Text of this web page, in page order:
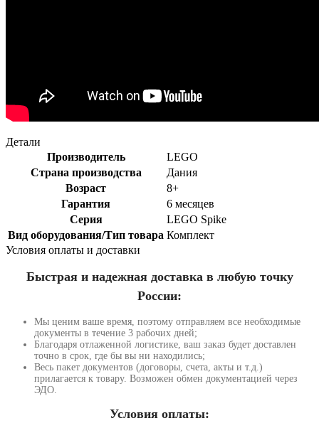
Детали
Производитель
LEGO
Страна производства
Дания
Возраст
8+
Гарантия
6 месяцев
Серия
LEGO Spike
Вид оборудования/Тип товара Комплект
Условия оплаты и доставки
Быстрая и надежная доставка в любую точку
России:
Мы ценим ваше время, поэтому отправляем все необходимые
документы в течение 3 рабочих дней;
Благодаря отлаженной логистике, ваш заказ будет доставлен
точно в срок, где бы вы ни находились;
Весь пакет документов (договоры, счета, акты и т.д.)
прилагается к товару. Возможен обмен документацией через
ЭДО.
Условия оплаты: